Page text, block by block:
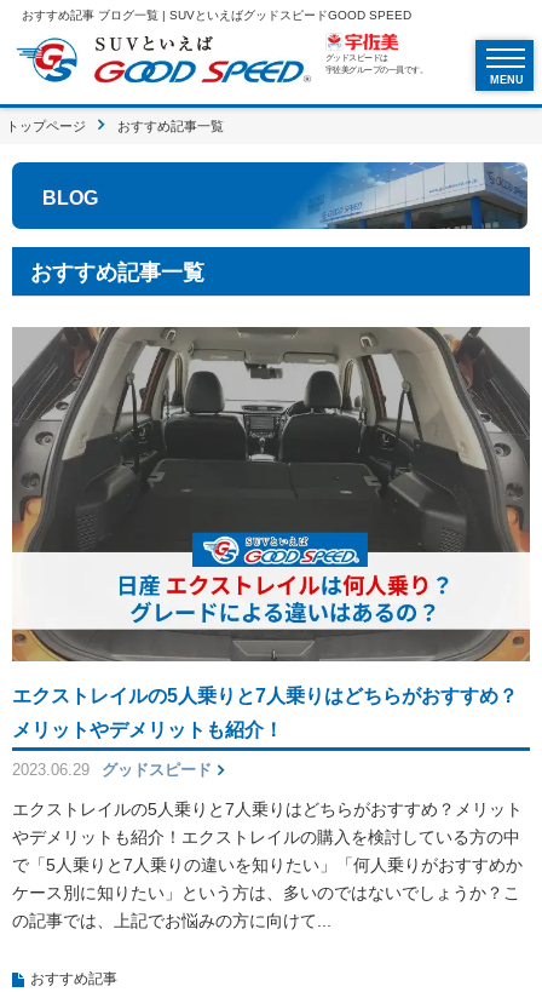
おすすめ記事 ブログ一覧 | SUVといえばグッドスピードGOOD SPEED
グッドスピードは
宇佐美グループの一員です。
MENU
トップページ おすすめ記事一覧
BLOG
おすすめ記事一覧
エクストレイルの5人乗りと7人乗りはどちらがおすすめ？
メリットやデメリットも紹介！
2023.06.29 グッドスピード
エクストレイルの5人乗りと7人乗りはどちらがおすすめ？メリット
やデメリットも紹介！エクストレイルの購入を検討している方の中
で「5人乗りと7人乗りの違いを知りたい」「何人乗りがおすすめか
ケース別に知りたい」という方は、多いのではないでしょうか？こ
の記事では、上記でお悩みの方に向けて...
おすすめ記事